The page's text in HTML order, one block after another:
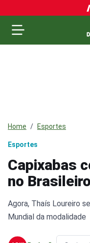
Home Esportes
Esportes
Capixabas
no
Agora, Thaís Loureiro
Mundial da modalidade